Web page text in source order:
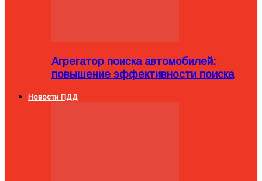
Агрегатор поиска автомобилей:
повышение эффективности поиска
Новости ПДД